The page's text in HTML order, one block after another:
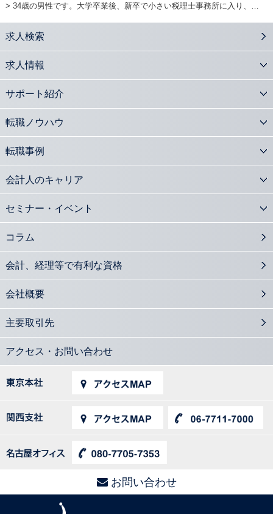
> 34歳の男性です。大学卒業後、新卒で小さい税理士事務所に入り、…
求人検索
求人情報
サポート紹介
転職ノウハウ
転職事例
会計人のキャリア
セミナー・イベント
コラム
会計、経理等で有利な資格
会社概要
主要取引先
アクセス・お問い合わせ
お問い合わせ